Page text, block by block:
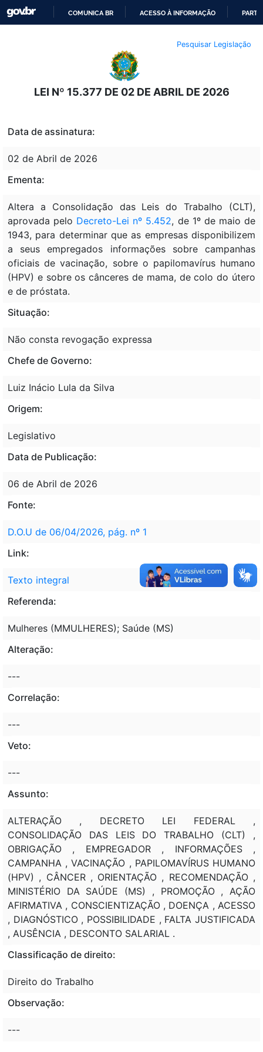
O
CONTEÚDO
COMUNICA BR ACESSO À INFORMAÇÃO
Pesquisar Legislação
LEI Nº 15.377 DE 02 DE ABRIL DE 2026
Data de assinatura:
02 de Abril de 2026
Ementa:
Altera a Consolidação das Leis do Trabalho (CLT),
aprovada pelo Decreto-Lei nº 5.452, de 1º de maio de
1943, para determinar que as empresas disponibilizem
a seus empregados informações sobre campanhas
oficiais de vacinação, sobre o papilomavírus humano
(HPV) e sobre os cânceres de mama, de colo do útero
e de próstata.
Situação:
Não consta revogação expressa
Chefe de Governo:
Luiz Inácio Lula da Silva
Origem:
Legislativo
Data de Publicação:
06 de Abril de 2026
Fonte:
D.O.U de 06/04/2026, pág. nº 1
Link:
Texto integral
Referenda:
Mulheres (MMULHERES); Saúde (MS)
Alteração:
---
Correlação:
---
Veto:
---
Assunto:
ALTERAÇÃO , DECRETO LEI FEDERAL ,
CONSOLIDAÇÃO DAS LEIS DO TRABALHO (CLT) ,
OBRIGAÇÃO , EMPREGADOR , INFORMAÇÕES ,
CAMPANHA , VACINAÇÃO , PAPILOMAVÍRUS HUMANO
(HPV) , CÂNCER , ORIENTAÇÃO , RECOMENDAÇÃO ,
MINISTÉRIO DA SAÚDE (MS) , PROMOÇÃO , AÇÃO
AFIRMATIVA , CONSCIENTIZAÇÃO , DOENÇA , ACESSO
, DIAGNÓSTICO , POSSIBILIDADE , FALTA JUSTIFICADA
, AUSÊNCIA , DESCONTO SALARIAL .
Classificação de direito:
Direito do Trabalho
Observação:
---